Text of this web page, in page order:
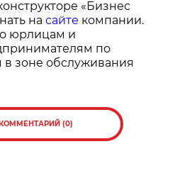
«Бизнес
насайте компании.
юрлицам и
по
зоне обслуживания
(0)